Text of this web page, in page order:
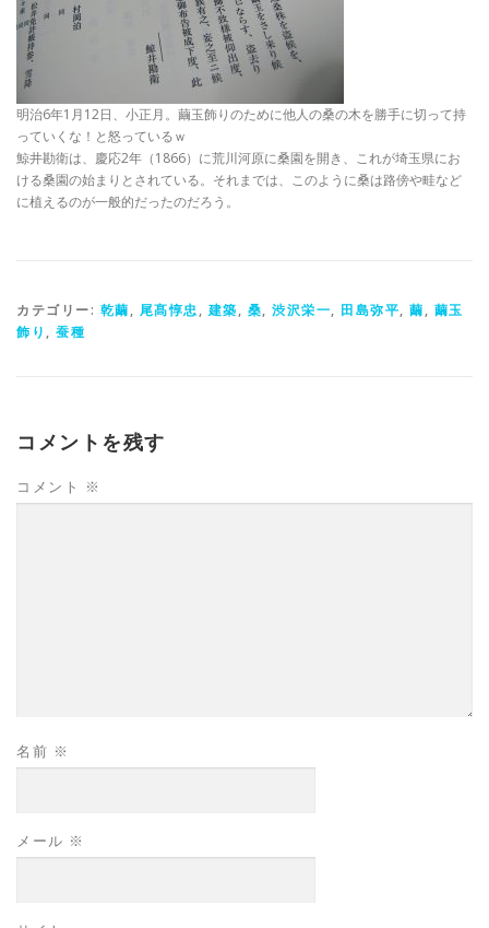
明治6年1月12日、小正月。繭玉飾りのために他人の桑の木を勝手に切って持
っていくな！と怒っているｗ
鯨井勘衛は、慶応2年（1866）に荒川河原に桑園を開き、これが埼玉県にお
ける桑園の始まりとされている。それまでは、このように桑は路傍や畦など
に植えるのが一般的だったのだろう。
カテゴリー: 乾繭, 尾髙惇忠, 建築, 桑, 渋沢栄一, 田島弥平, 繭, 繭玉
飾り , 蚕種
コメントを残す
コメント ※
名前 ※
メール ※